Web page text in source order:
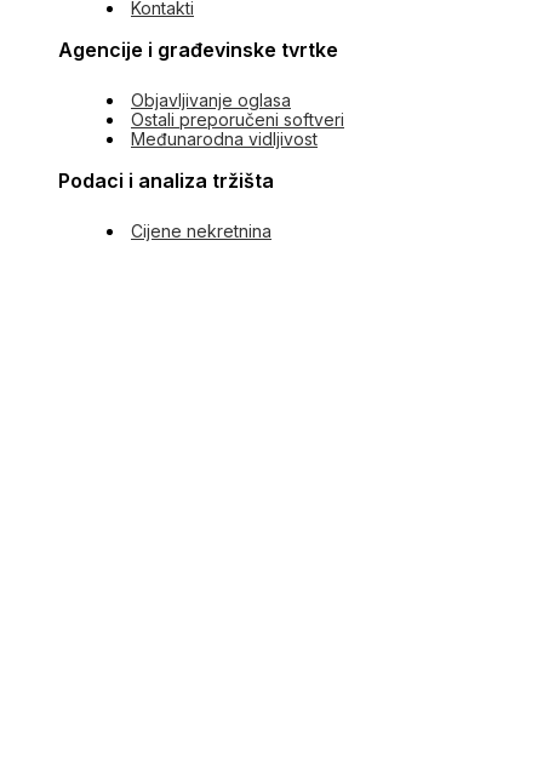
Kontakti
Agencije i građevinske tvrtke
Objavljivanje oglasa
Ostali preporučeni softveri
Međunarodna vidljivost
Podaci i analiza tržišta
Cijene nekretnina